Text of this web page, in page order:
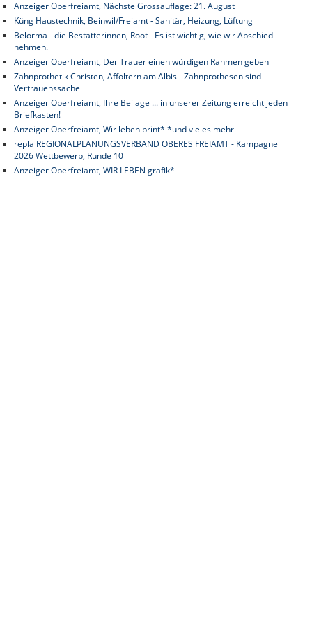
Anzeiger Oberfreiamt, Nächste Grossauflage: 21. August
Küng Haustechnik, Beinwil/Freiamt - Sanitär, Heizung, Lüftung
Belorma - die Bestatterinnen, Root - Es ist wichtig, wie wir Abschied
nehmen.
Anzeiger Oberfreiamt, Der Trauer einen würdigen Rahmen geben
Zahnprothetik Christen, Affoltern am Albis - Zahnprothesen sind
Vertrauenssache
Anzeiger Oberfreiamt, Ihre Beilage ... in unserer Zeitung erreicht jeden
Briefkasten!
Anzeiger Oberfreiamt, Wir leben print* *und vieles mehr
repla REGIONALPLANUNGSVERBAND OBERES FREIAMT - Kampagne
2026 Wettbewerb, Runde 10
Anzeiger Oberfreiamt, WIR LEBEN grafik*